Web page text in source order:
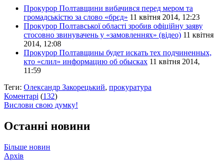
Прокурор Полтавщини вибачився перед мером та
громадськістю за слово «брєд» 11 квітня 2014, 12:23
Прокурор Полтавської області зробив офіційну заяву
стосовно звинувачень у «замовленнях» (відео) 11 квітня
2014, 12:08
Прокурор Полтавщины будет искать тех подчиненных,
кто «слил» информацию об обысках 11 квітня 2014,
11:59
Теги: Олександр Закорецький, прокуратура
Коментарі (132)
Вислови свою думку!
Останні новини
Більше новин
Архів